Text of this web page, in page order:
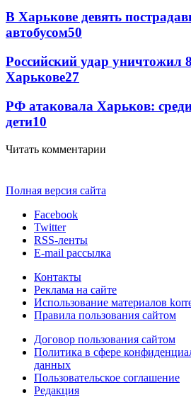
В Харькове девять
автобусом50
Российский удар уничтожил
Харькове27
РФ атаковала Харьков:
дети10
Читать комментарии
Полная версия сайта
Facebook
Twitter
RSS-ленты
E-mail рассылка
Контакты
Реклама на сайте
Использование материалов
Правила пользования сайтом
Договор пользования сайтом
Политика в сфере
данных
Пользовательское соглашение
Редакция